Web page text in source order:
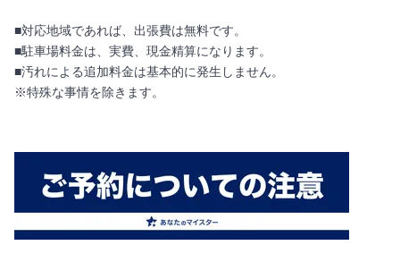
■対応地域であれば、出張費は無料です。
■駐車場料金は、実費、現金精算になります。
■汚れによる追加料金は基本的に発生しません。
※特殊な事情を除きます。